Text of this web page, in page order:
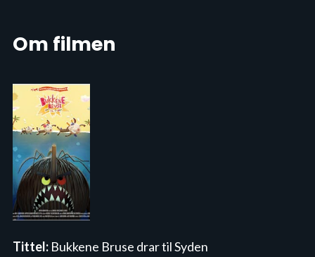
Om filmen
Tittel: Bukkene Bruse drar til Syden